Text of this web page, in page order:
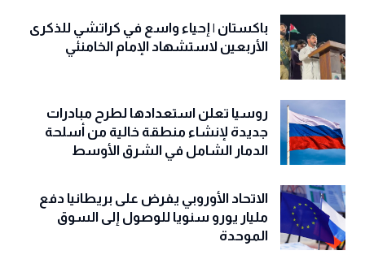
باكستان | إحياء واسع في كراتشي للذكرى
الأربعين لاستشهاد الإمام الخامنئي
روسيا تعلن استعدادها لطرح مبادرات
جديدة لإنشاء منطقة خالية من أسلحة
الدمار الشامل في الشرق الأوسط
الاتحاد الأوروبي يفرض على بريطانيا دفع
مليار يورو سنويا للوصول إلى السوق
الموحدة